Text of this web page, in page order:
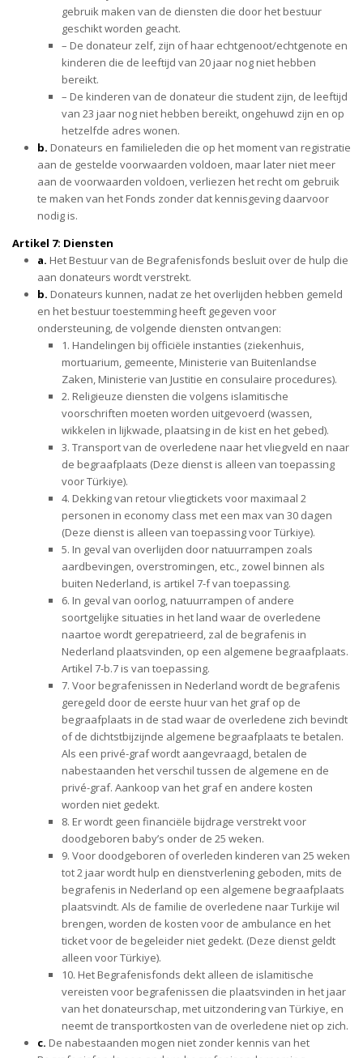
gebruik maken van de diensten die door het bestuur
geschikt worden geacht.
– De donateur zelf, zijn of haar echtgenoot/echtgenote en
kinderen die de leeftijd van 20 jaar nog niet hebben
bereikt.
– De kinderen van de donateur die student zijn, de leeftijd
van 23 jaar nog niet hebben bereikt, ongehuwd zijn en op
hetzelfde adres wonen.
b. Donateurs en familieleden die op het moment van registratie
aan de gestelde voorwaarden voldoen, maar later niet meer
aan de voorwaarden voldoen, verliezen het recht om gebruik
te maken van het Fonds zonder dat kennisgeving daarvoor
nodig is.
Artikel 7: Diensten
a. Het Bestuur van de Begrafenisfonds besluit over de hulp die
aan donateurs wordt verstrekt.
b. Donateurs kunnen, nadat ze het overlijden hebben gemeld
en het bestuur toestemming heeft gegeven voor
ondersteuning, de volgende diensten ontvangen:
1. Handelingen bij officiële instanties (ziekenhuis,
mortuarium, gemeente, Ministerie van Buitenlandse
Zaken, Ministerie van Justitie en consulaire procedures).
2. Religieuze diensten die volgens islamitische
voorschriften moeten worden uitgevoerd (wassen,
wikkelen in lijkwade, plaatsing in de kist en het gebed).
3. Transport van de overledene naar het vliegveld en naar
de begraafplaats (Deze dienst is alleen van toepassing
voor Türkiye).
4. Dekking van retour vliegtickets voor maximaal 2
personen in economy class met een max van 30 dagen
(Deze dienst is alleen van toepassing voor Türkiye).
5. In geval van overlijden door natuurrampen zoals
aardbevingen, overstromingen, etc., zowel binnen als
buiten Nederland, is artikel 7-f van toepassing.
6. In geval van oorlog, natuurrampen of andere
soortgelijke situaties in het land waar de overledene
naartoe wordt gerepatrieerd, zal de begrafenis in
Nederland plaatsvinden, op een algemene begraafplaats.
Artikel 7-b.7 is van toepassing.
7. Voor begrafenissen in Nederland wordt de begrafenis
geregeld door de eerste huur van het graf op de
begraafplaats in de stad waar de overledene zich bevindt
of de dichtstbijzijnde algemene begraafplaats te betalen.
Als een privé-graf wordt aangevraagd, betalen de
nabestaanden het verschil tussen de algemene en de
privé-graf. Aankoop van het graf en andere kosten
worden niet gedekt.
8. Er wordt geen financiële bijdrage verstrekt voor
doodgeboren baby’s onder de 25 weken.
9. Voor doodgeboren of overleden kinderen van 25 weken
tot 2 jaar wordt hulp en dienstverlening geboden, mits de
begrafenis in Nederland op een algemene begraafplaats
plaatsvindt. Als de familie de overledene naar Turkije wil
brengen, worden de kosten voor de ambulance en het
ticket voor de begeleider niet gedekt. (Deze dienst geldt
alleen voor Türkiye).
10. Het Begrafenisfonds dekt alleen de islamitische
vereisten voor begrafenissen die plaatsvinden in het jaar
van het donateurschap, met uitzondering van Türkiye, en
neemt de transportkosten van de overledene niet op zich.
c. De nabestaanden mogen niet zonder kennis van het